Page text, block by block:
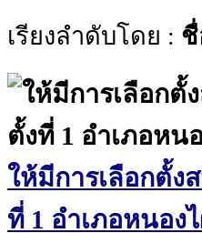
เรียงลำดับโดย :
ให้มีการเลือกตั้ง
ที่ 1 อำเภอหนอง